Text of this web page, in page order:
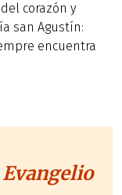
corazón y
san Agustín:
encuentra